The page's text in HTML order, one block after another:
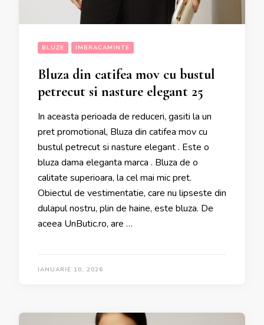
BLUZE IMBRACAMINTE
Bluza din catifea mov cu bustul
petrecut si nasture elegant 25
In aceasta perioada de reduceri, gasiti la un
pret promotional, Bluza din catifea mov cu
bustul petrecut si nasture elegant . Este o
bluza dama eleganta marca . Bluza de o
calitate superioara, la cel mai mic pret.
Obiectul de vestimentatie, care nu lipseste din
dulapul nostru, plin de haine, este bluza. De
aceea UnButic.ro, are …
IANUARIE 10, 2026